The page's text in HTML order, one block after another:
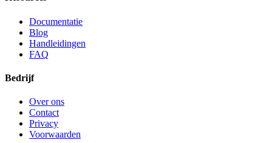
Documentatie
Blog
Handleidingen
FAQ
Bedrijf
Over ons
Contact
Privacy
Voorwaarden